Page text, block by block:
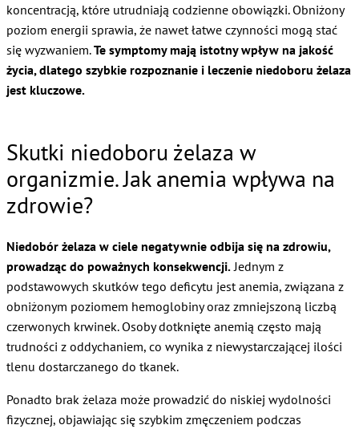
koncentracją, które utrudniają codzienne obowiązki. Obniżony
poziom energii sprawia, że nawet łatwe czynności mogą stać
się wyzwaniem.Te symptomy mają istotny wpływ na jakość
życia, dlatego szybkie rozpoznanie i leczenie niedoboru żelaza
jest kluczowe.
Skutki niedoboru żelaza w
organizmie. Jak anemia wpływa na
zdrowie?
Niedobór żelaza w ciele negatywnie odbija się na zdrowiu,
prowadząc do poważnych konsekwencji.Jednym z
podstawowych skutków tego deficytu jest anemia, związana z
obniżonym poziomem hemoglobiny oraz zmniejszoną liczbą
czerwonych krwinek. Osoby dotknięte anemią często mają
trudności z oddychaniem, co wynika z niewystarczającej ilości
tlenu dostarczanego do tkanek.
Ponadto brak żelaza może prowadzić do niskiej wydolności
fizycznej, objawiając się szybkim zmęczeniem podczas